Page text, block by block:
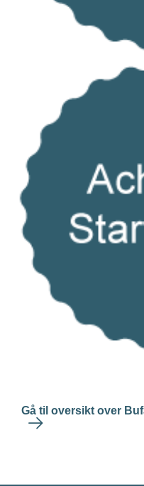
Gå til oversikt over